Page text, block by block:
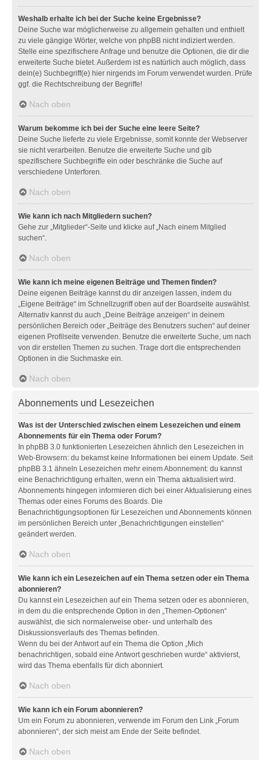
Weshalb erhalte ich bei der Suche keine Ergebnisse?
Deine Suche war möglicherweise zu allgemein gehalten und enthielt
zu viele gängige Wörter, welche von phpBB nicht indiziert werden.
Stelle eine spezifischere Anfrage und benutze die Optionen, die dir die
erweiterte Suche bietet. Außerdem ist es natürlich auch möglich, dass
dein(e) Suchbegriff(e) hier nirgends im Forum verwendet wurden. Prüfe
ggf. die Rechtschreibung der Begriffe!
Nach oben
Warum bekomme ich bei der Suche eine leere Seite?
Deine Suche lieferte zu viele Ergebnisse, somit konnte der Webserver
sie nicht verarbeiten. Benutze die erweiterte Suche und gib
spezifischere Suchbegriffe ein oder beschränke die Suche auf
verschiedene Unterforen.
Nach oben
Wie kann ich nach Mitgliedern suchen?
Gehe zur „Mitglieder“-Seite und klicke auf „Nach einem Mitglied
suchen“.
Nach oben
Wie kann ich meine eigenen Beiträge und Themen finden?
Deine eigenen Beiträge kannst du dir anzeigen lassen, indem du
„Eigene Beiträge“ im Schnellzugriff oben auf der Boardseite auswählst.
Alternativ kannst du auch „Deine Beiträge anzeigen“ in deinem
persönlichen Bereich oder „Beiträge des Benutzers suchen“ auf deiner
eigenen Profilseite verwenden. Benutze die erweiterte Suche, um nach
von dir erstellen Themen zu suchen. Trage dort die entsprechenden
Optionen in die Suchmaske ein.
Nach oben
Abonnements und Lesezeichen
Was ist der Unterschied zwischen einem Lesezeichen und einem
Abonnements für ein Thema oder Forum?
In phpBB 3.0 funktionierten Lesezeichen ähnlich den Lesezeichen in
Web-Browsern: du bekamst keine Informationen bei einem Update. Seit
phpBB 3.1 ähneln Lesezeichen mehr einem Abonnement: du kannst
eine Benachrichtigung erhalten, wenn ein Thema aktualisiert wird.
Abonnements hingegen informieren dich bei einer Aktualisierung eines
Themas oder eines Forums des Boards. Die
Benachrichtigungsoptionen für Lesezeichen und Abonnements können
im persönlichen Bereich unter „Benachrichtigungen einstellen“
geändert werden.
Nach oben
Wie kann ich ein Lesezeichen auf ein Thema setzen oder ein Thema
abonnieren?
Du kannst ein Lesezeichen auf ein Thema setzen oder es abonnieren,
in dem du die entsprechende Option in den „Themen-Optionen“
auswählst, die sich normalerweise ober- und unterhalb des
Diskussionsverlaufs des Themas befinden.
Wenn du bei der Antwort auf ein Thema die Option „Mich
benachrichtigen, sobald eine Antwort geschrieben wurde“ aktivierst,
wird das Thema ebenfalls für dich abonniert.
Nach oben
Wie kann ich ein Forum abonnieren?
Um ein Forum zu abonnieren, verwende im Forum den Link „Forum
abonnieren“, der sich meist am Ende der Seite befindet.
Nach oben